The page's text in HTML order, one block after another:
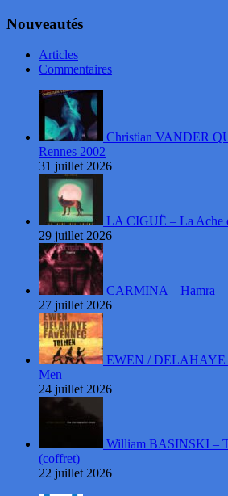
Nouveautés
Articles
Commentaires
Christian VANDER
Rennes 2002
31 juillet 2026
LA CIGUË – La Ache
29 juillet 2026
CARMINA – Hamra
27 juillet 2026
EWEN / DELAHAYE
Men
24 juillet 2026
William BASINSKI –
(coffret)
22 juillet 2026